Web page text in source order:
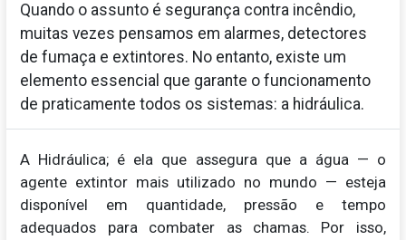
Quando o assunto é segurança contra incêndio,
muitas vezes pensamos em alarmes, detectores
de fumaça e extintores. No entanto, existe um
elemento essencial que garante o funcionamento
de praticamente todos os sistemas: a hidráulica.
A Hidráulica; é ela que assegura que a água — o
agente extintor mais utilizado no mundo — esteja
disponível em quantidade, pressão e tempo
adequados para combater as chamas. Por isso,